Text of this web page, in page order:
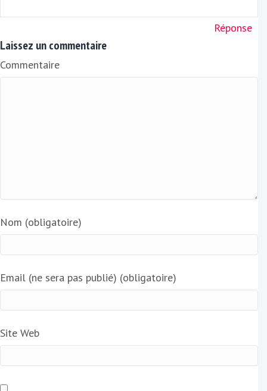
Réponse
Laissez un commentaire
Commentaire
Nom (obligatoire)
Email (ne sera pas publié) (obligatoire)
Site Web